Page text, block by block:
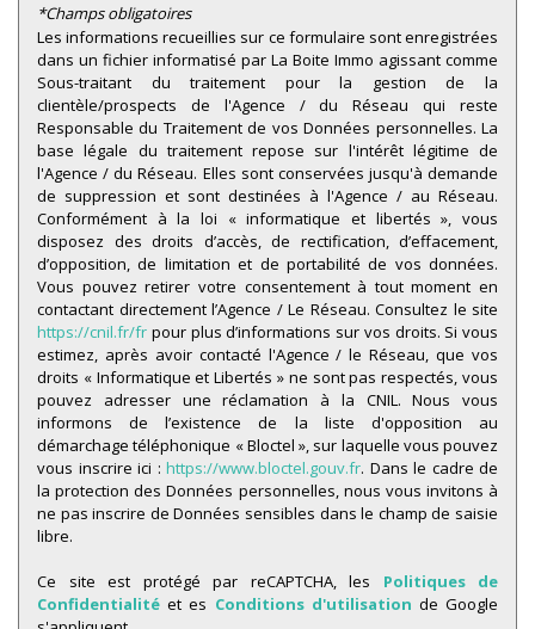
Habitants de moins de 25 ans
Habitants de 25 à 55 ans
42,10 %
Habitants de plus de 55 ans
31 %
Nombre d'enfants par famille
0,83
Familles sans enfant
48,35 %
Familles avec 1 ou 2 enfants
0,93 %
Maisons
31,87 %
Appartements
68,13 %
Familles avec 3 enfants
4,47 %
*Champs obligatoires
Les informations recueillies sur ce formulaire sont enregistrées
dans un fichier informatisé par La Boite Immo agissant comme
Sous-traitant du traitement pour la gestion de la
clientèle/prospects de l'Agence / du Réseau qui reste
Responsable du Traitement de vos Données personnelles. La
base légale du traitement repose sur l'intérêt légitime de
l'Agence / du Réseau. Elles sont conservées jusqu'à demande
de suppression et sont destinées à l'Agence / au Réseau.
Conformément à la loi « informatique et libertés », vous
disposez des droits d’accès, de rectification, d’effacement,
d’opposition, de limitation et de portabilité de vos données.
Vous pouvez retirer votre consentement à tout moment en
contactant directement l’Agence / Le Réseau. Consultez le site
https://cnil.fr/fr pour plus d’informations sur vos droits. Si vous
estimez, après avoir contacté l'Agence / le Réseau, que vos
droits « Informatique et Libertés » ne sont pas respectés, vous
pouvez adresser une réclamation à la CNIL. Nous vous
informons de l’existence de la liste d'opposition au
démarchage téléphonique « Bloctel », sur laquelle vous pouvez
vous inscrire ici : https://www.bloctel.gouv.fr. Dans le cadre de
la protection des Données personnelles, nous vous invitons à
ne pas inscrire de Données sensibles dans le champ de saisie
libre.
Ce site est protégé par reCAPTCHA, les Politiques de
Confidentialité et es Conditions d'utilisation de Google